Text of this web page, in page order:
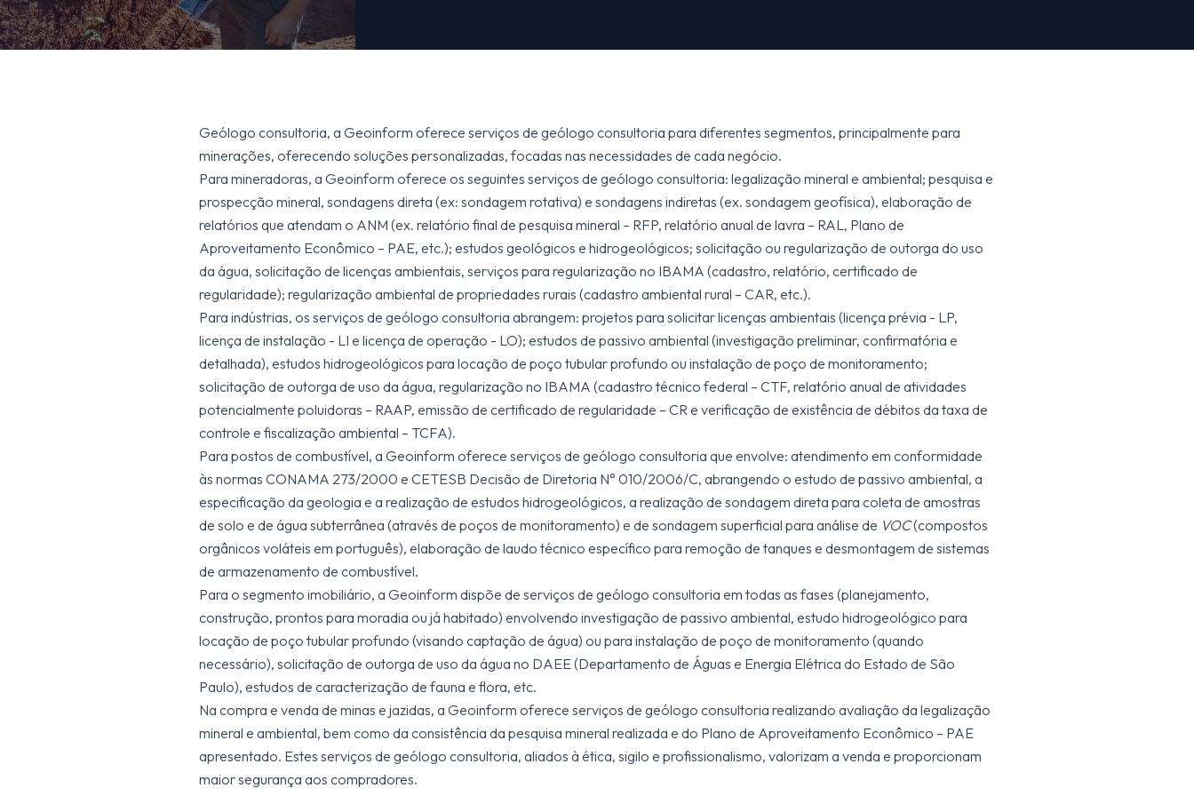
Geólogo consultoria, a Geoinform oferece serviços de geólogo consultoria para diferentes segmentos, principalmente para
minerações, oferecendo soluções personalizadas, focadas nas necessidades de cada negócio.
Para mineradoras, a Geoinform oferece os seguintes serviços de geólogo consultoria: legalização mineral e ambiental; pesquisa e
prospecção mineral, sondagens direta (ex: sondagem rotativa) e sondagens indiretas (ex. sondagem geofísica), elaboração de
relatórios que atendam o ANM (ex. relatório final de pesquisa mineral – RFP, relatório anual de lavra – RAL, Plano de
Aproveitamento Econômico – PAE, etc.); estudos geológicos e hidrogeológicos; solicitação ou regularização de outorga do uso
da água, solicitação de licenças ambientais, serviços para regularização no IBAMA (cadastro, relatório, certificado de
regularidade); regularização ambiental de propriedades rurais (cadastro ambiental rural – CAR, etc.).
Para indústrias, os serviços de geólogo consultoria abrangem: projetos para solicitar licenças ambientais (licença prévia - LP,
licença de instalação - LI e licença de operação - LO); estudos de passivo ambiental (investigação preliminar, confirmatória e
detalhada), estudos hidrogeológicos para locação de poço tubular profundo ou instalação de poço de monitoramento;
solicitação de outorga de uso da água, regularização no IBAMA (cadastro técnico federal – CTF, relatório anual de atividades
potencialmente poluidoras – RAAP, emissão de certificado de regularidade – CR e verificação de existência de débitos da taxa de
controle e fiscalização ambiental – TCFA).
Para postos de combustível, a Geoinform oferece serviços de geólogo consultoria que envolve: atendimento em conformidade
às normas CONAMA 273/2000 e CETESB Decisão de Diretoria N° 010/2006/C, abrangendo o estudo de passivo ambiental, a
especificação da geologia e a realização de estudos hidrogeológicos, a realização de sondagem direta para coleta de amostras
de solo e de água subterrânea (através de poços de monitoramento) e de sondagem superficial para análise de VOC(compostos
orgânicos voláteis em português), elaboração de laudo técnico específico para remoção de tanques e desmontagem de sistemas
de armazenamento de combustível.
Para o segmento imobiliário, a Geoinform dispõe de serviços de geólogo consultoria em todas as fases (planejamento,
construção, prontos para moradia ou já habitado) envolvendo investigação de passivo ambiental, estudo hidrogeológico para
locação de poço tubular profundo (visando captação de água) ou para instalação de poço de monitoramento (quando
necessário), solicitação de outorga de uso da água no DAEE (Departamento de Águas e Energia Elétrica do Estado de São
Paulo), estudos de caracterização de fauna e flora, etc.
Na compra e venda de minas e jazidas, a Geoinform oferece serviços de geólogo consultoria realizando avaliação da legalização
mineral e ambiental, bem como da consistência da pesquisa mineral realizada e do Plano de Aproveitamento Econômico – PAE
apresentado. Estes serviços de geólogo consultoria, aliados à ética, sigilo e profissionalismo, valorizam a venda e proporcionam
maior segurança aos compradores.